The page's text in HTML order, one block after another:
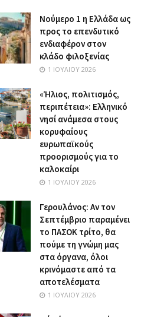
Nούμερο 1 η Ελλάδα ως
προς το επενδυτικό
ενδιαφέρον στον
κλάδο φιλοξενίας
1 ΙΟΥΛΊΟΥ 2026
«Ήλιος, πολιτισμός,
περιπέτεια»: Ελληνικό
νησί ανάμεσα στους
κορυφαίους
ευρωπαϊκούς
προορισμούς για το
καλοκαίρι
1 ΙΟΥΛΊΟΥ 2026
Γερουλάνος: Αν τον
Σεπτέμβριο παραμένει
το ΠΑΣΟΚ τρίτο, θα
πούμε τη γνώμη μας
στα όργανα, όλοι
κρινόμαστε από τα
αποτελέσματα
1 ΙΟΥΛΊΟΥ 2026